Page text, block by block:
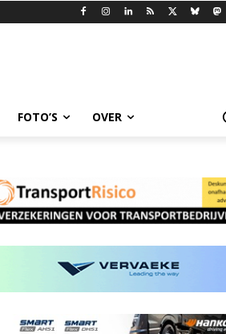
FOTO’S OVER